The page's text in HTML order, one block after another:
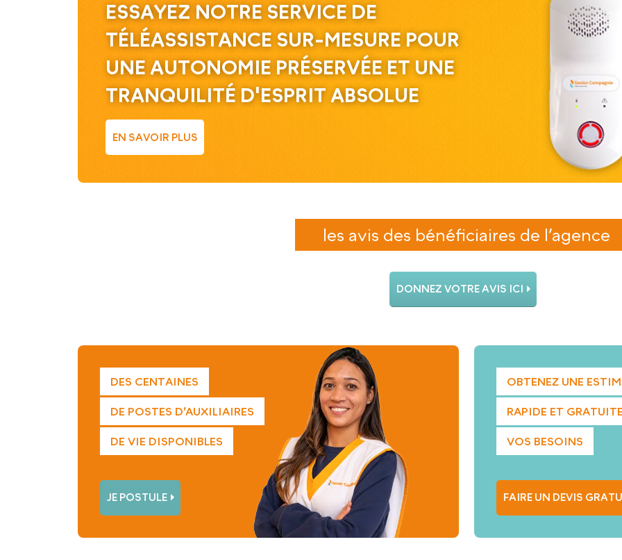
ESSAYEZ NOTRE SERVICE DE
TÉLÉASSISTANCE SUR-MESURE POUR
UNE AUTONOMIE PRÉSERVÉE ET UNE
TRANQUILITÉ D'ESPRIT ABSOLUE
EN SAVOIR PLUS
les avis des bénéficiaires de l’agence
DONNEZ VOTRE AVIS ICI
DES CENTAINES
DE POSTES D’AUXILIAIRES
DE VIE DISPONIBLES
JE POSTULE
OBTENEZ UNE
RAPIDE ET
VOS BESOINS
FAIRE UN DEVIS